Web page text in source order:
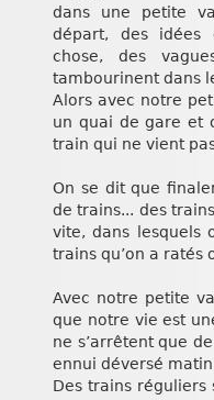
dans une petite
départ, des idées
chose, des
tambourinent dans
Alors avec notre
un quai de gare et
train qui ne vient
On se dit que
de trains... des
vite, dans lesquels
trains qu’on a ratés
Avec notre petite
que notre vie est
ne s’arrêtent que
ennui déversé
Des trains réguliers